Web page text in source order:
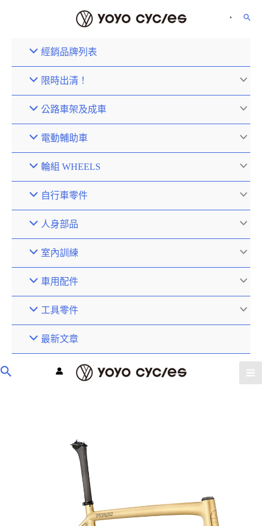
經銷品牌列表
限時出清！
公路車架及成車
電動輔助車
輪組 WHEELS
自行車零件
人身部品
室內訓練
車用配件
工具零件
最新文章